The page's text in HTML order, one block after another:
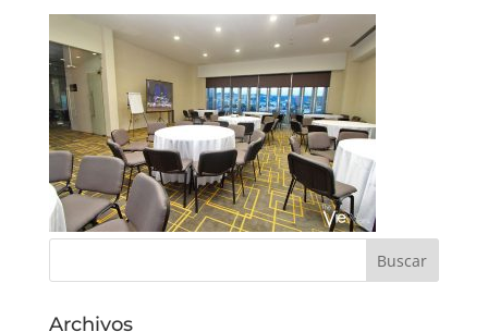
Archivos